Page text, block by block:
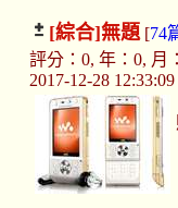
[綜合]無題[74
評分：0, 年：0, 月
2017-12-28 12:33:09